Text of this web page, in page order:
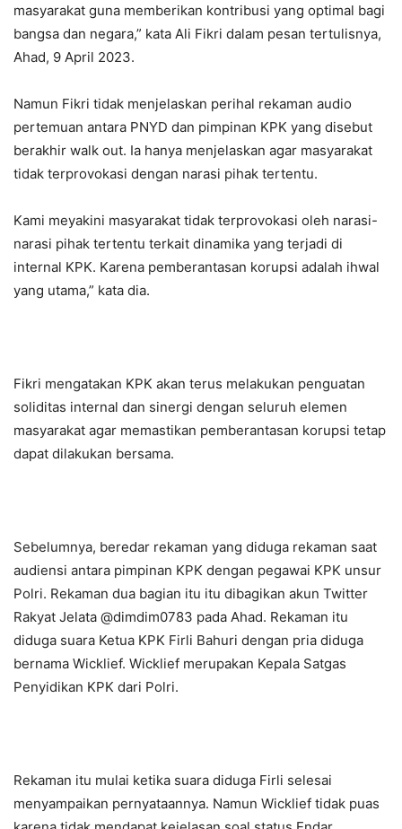
masyarakat guna memberikan kontribusi yang optimal bagi
bangsa dan negara,” kata Ali Fikri dalam pesan tertulisnya,
Ahad, 9 April 2023.
Namun Fikri tidak menjelaskan perihal rekaman audio
pertemuan antara PNYD dan pimpinan KPK yang disebut
berakhir walk out. Ia hanya menjelaskan agar masyarakat
tidak terprovokasi dengan narasi pihak tertentu.
Kami meyakini masyarakat tidak terprovokasi oleh narasi-
narasi pihak tertentu terkait dinamika yang terjadi di
internal KPK. Karena pemberantasan korupsi adalah ihwal
yang utama,” kata dia.
Fikri mengatakan KPK akan terus melakukan penguatan
soliditas internal dan sinergi dengan seluruh elemen
masyarakat agar memastikan pemberantasan korupsi tetap
dapat dilakukan bersama.
Sebelumnya, beredar rekaman yang diduga rekaman saat
audiensi antara pimpinan KPK dengan pegawai KPK unsur
Polri. Rekaman dua bagian itu itu dibagikan akun Twitter
Rakyat Jelata @dimdim0783 pada Ahad. Rekaman itu
diduga suara Ketua KPK Firli Bahuri dengan pria diduga
bernama Wicklief. Wicklief merupakan Kepala Satgas
Penyidikan KPK dari Polri.
Rekaman itu mulai ketika suara diduga Firli selesai
menyampaikan pernyataannya. Namun Wicklief tidak puas